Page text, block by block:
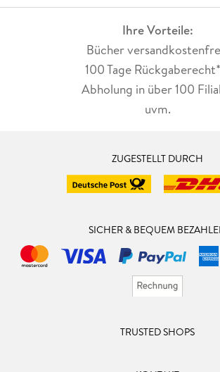
Ihre Vorteile:
Bücher
100 Tage
Abholung in über 100
uvm.
ZUGESTELLT DURCH
SICHER & BEQUEM
TRUSTED SHOPS